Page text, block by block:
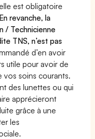
est obligatoire
En revanche, la
/ Technicienne
TNS, n’est pas
d’en avoir
utile pour avoir de
vos soins courants.
des lunettes ou qui
apprécieront
grâce à une
les